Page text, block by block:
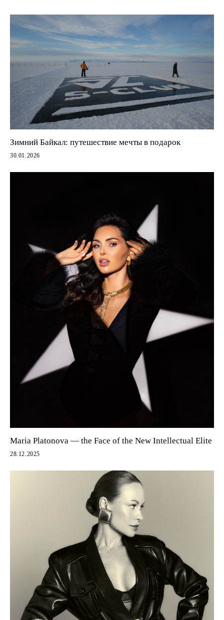
Зимний Байкал: путешествие мечты в подарок
30.01.2026
Maria Platonova — the Face of the New Intellectual Elite
28.12.2025